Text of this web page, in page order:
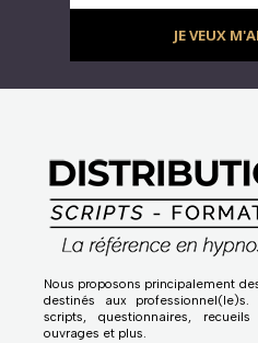
JE VEUX
Nous proposons principalement
destinés aux
scripts, questionnaires,
ouvrages et plus.